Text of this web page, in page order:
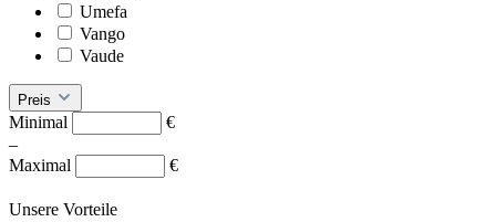
Umefa
Vango
Vaude
Preis
Minimal
€
–
Maximal
€
Unsere Vorteile